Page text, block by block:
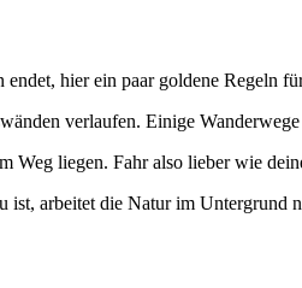
hier ein paar goldene Regeln
verlaufen. Einige
liegen. Fahr also lieber wie
ist, arbeitet die Natur im Untergrund